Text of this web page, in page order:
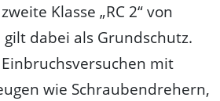
Klasse „RC 2“ von
dabei als Grundschutz.
mit
wie Schraubendrehern,